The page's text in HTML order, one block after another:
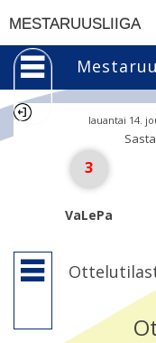
MESTARUUSLIIGA
lauantai 14.
3
VaLePa